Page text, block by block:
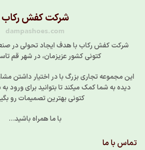
شرکت کفش رکاب
dampashoes.com
شرکت کفش رکاب با هدف ایجاد تحولی در
کتونی کشور عزیزمان، در شهر قم
این مجموعه تجاری بزرگ با در اختیار داشتن
دیده به شما کمک میکند تا بتوانید برای ورود
کتونی بهترین تصمیمات رو
با ما همراه باشید…
تماس با ما